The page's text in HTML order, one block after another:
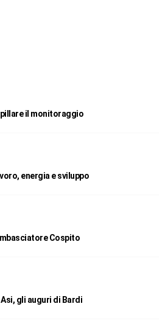
il monitoraggio
energia e sviluppo
Cospito
gli auguri di Bardi